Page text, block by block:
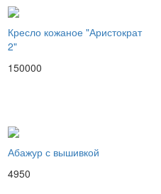
Кресло кожаное "Аристократ
2"
150000
Абажур с вышивкой
4950